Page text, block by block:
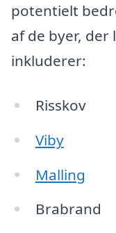
potentielt
af de byer,
inkluderer:
Risskov
Viby
Malling
Brabrand